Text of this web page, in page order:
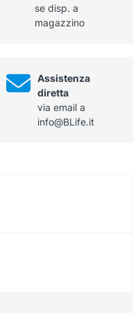
se disp. a
magazzino
Assistenza
diretta
via email a
info@BLife.it